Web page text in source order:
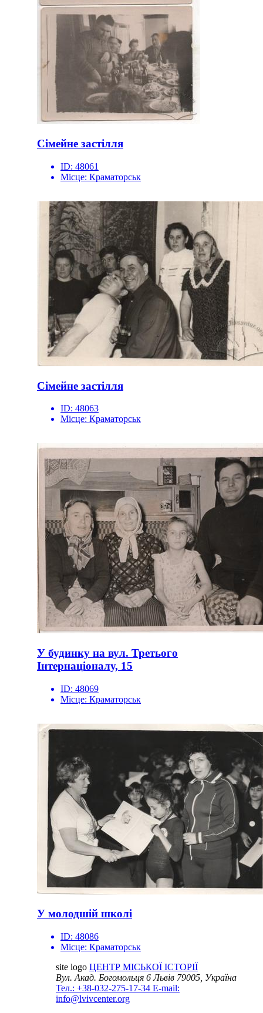
Сімейне застілля
ID: 48061
Місце: Краматорськ
Сімейне застілля
ID: 48063
Місце: Краматорськ
У будинку на вул. Третього
Інтернаціоналу, 15
ID: 48069
Місце: Краматорськ
У молодшій школі
ID: 48086
Місце: Краматорськ
site logo ЦЕНТР МІСЬКОЇ ІСТОРІЇ
Вул. Акад. Богомольця 6Львів 79005, Україна
Тел.: +38-032-275-17-34 E-mail:
info@lvivcenter.org